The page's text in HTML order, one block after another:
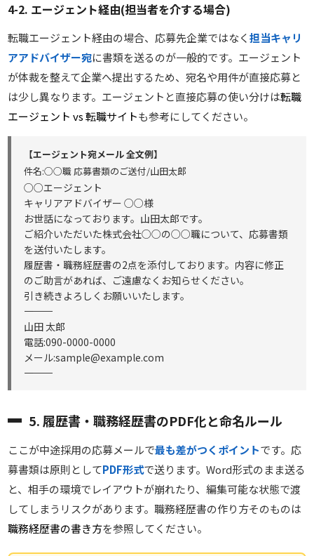
4-2. エージェント経由(担当者を介する場合)
転職エージェント経由の場合、応募先企業ではなく担当キャリ
アアドバイザー宛に書類を送るのが一般的です。エージェント
が体裁を整えて企業へ提出するため、宛名や用件が直接応募と
は少し異なります。エージェントと直接応募の使い分けは転職
エージェント vs 転職サイトも参考にしてください。
【エージェント宛メール 全文例】
件名:○○職 応募書類のご送付/山田太郎
○○エージェント
キャリアアドバイザー ○○様
お世話になっております。山田太郎です。
ご紹介いただいた株式会社○○の○○職について、応募書類
を送付いたします。
履歴書・職務経歴書の2点を添付しております。内容に修正
のご助言があれば、ご遠慮なくお知らせください。
引き続きよろしくお願いいたします。
――――――――――
山田 太郎
電話:090-0000-0000
メール:sample@example.com
――――――――――
5. 履歴書・職務経歴書のPDF化と命名ルール
ここが中途採用の応募メールで最も差がつくポイントです。応
募書類は原則としてPDF形式で送ります。Word形式のまま送る
と、相手の環境でレイアウトが崩れたり、編集可能な状態で渡
してしまうリスクがあります。職務経歴書の作り方そのものは
職務経歴書の書き方を参照してください。